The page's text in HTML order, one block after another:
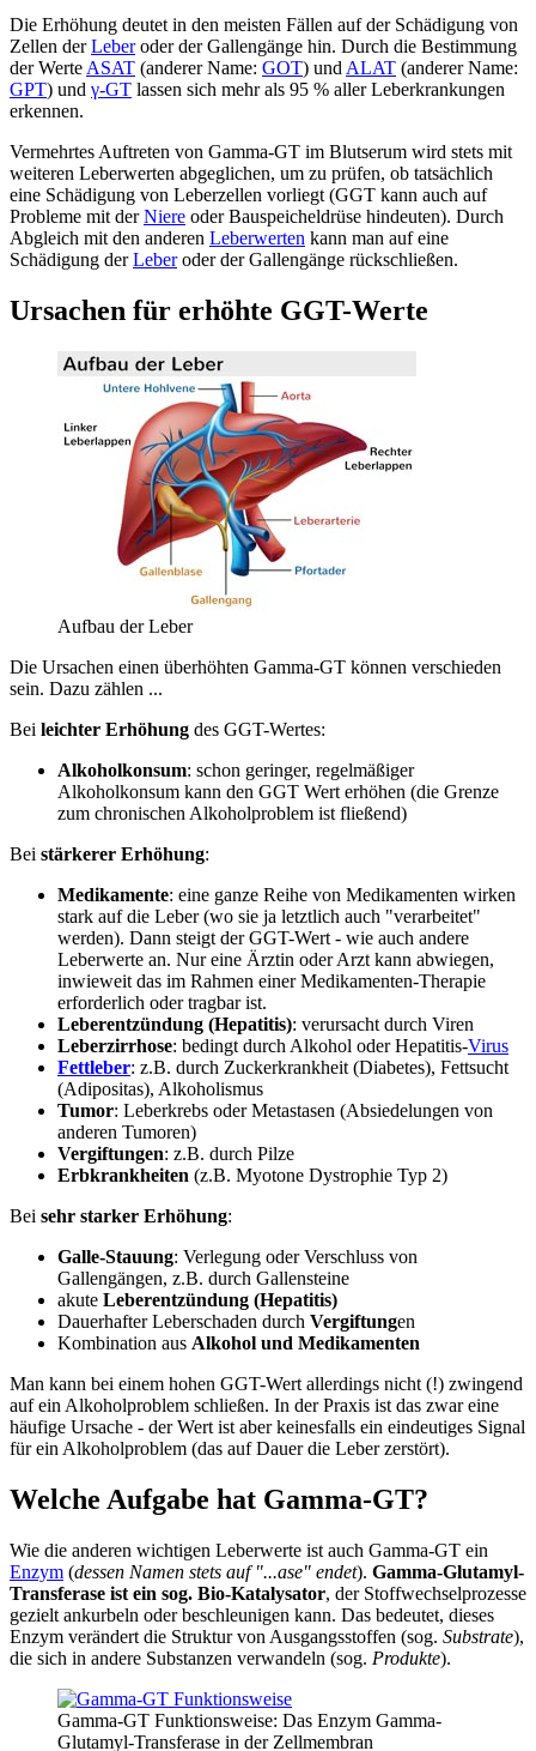
Die Erhöhung deutet in den meisten Fällen auf der Schädigung von
Zellen derLeberoder der Gallengänge hin. Durch die Bestimmung
der Werte ASAT (anderer Name: GOT) und ALAT (anderer Name:
GPT) und γ-GT lassen sich mehr als 95 % aller Leberkrankungen
erkennen.
Vermehrtes Auftreten von Gamma-GT im Blutserum wird stets mit
weiteren Leberwerten abgeglichen, um zu prüfen, ob tatsächlich
eine Schädigung von Leberzellen vorliegt (GGT kann auch auf
Probleme mit derNiere oder Bauspeicheldrüse hindeuten). Durch
Abgleich mit den anderen Leberwerten kann man auf eine
Schädigung derLeberoder der Gallengänge rückschließen.
Ursachen für erhöhte GGT-Werte
Aufbau der Leber
Die Ursachen einen überhöhten Gamma-GT können verschieden
sein. Dazu zählen ...
Bei leichter Erhöhung des GGT-Wertes:
Alkoholkonsum: schon geringer, regelmäßiger
Alkoholkonsum kann den GGT Wert erhöhen (die Grenze
zum chronischen Alkoholproblem ist fließend)
Bei stärkerer Erhöhung:
Medikamente: eine ganze Reihe von Medikamenten wirken
stark auf die Leber (wo sie ja letztlich auch "verarbeitet"
werden). Dann steigt der GGT-Wert - wie auch andere
Leberwerte an. Nur eine Ärztin oder Arzt kann abwiegen,
inwieweit das im Rahmen einer Medikamenten-Therapie
erforderlich oder tragbar ist.
Leberentzündung (Hepatitis): verursacht durch Viren
Leberzirrhose: bedingt durch Alkohol oder Hepatitis-Virus
Fettleber: z.B. durch Zuckerkrankheit (Diabetes), Fettsucht
(Adipositas), Alkoholismus
Tumor: Leberkrebs oder Metastasen (Absiedelungen von
anderen Tumoren)
Vergiftungen: z.B. durch Pilze
Erbkrankheiten (z.B. Myotone Dystrophie Typ 2)
Bei sehr starker Erhöhung:
Galle-Stauung: Verlegung oder Verschluss von
Gallengängen, z.B. durch Gallensteine
akute Leberentzündung (Hepatitis)
Dauerhafter Leberschaden durch Vergiftungen
Kombination aus Alkohol und Medikamenten
Man kann bei einem hohen GGT-Wert allerdings nicht (!) zwingend
auf ein Alkoholproblem schließen. In der Praxis ist das zwar eine
häufige Ursache - der Wert ist aber keinesfalls ein eindeutiges Signal
für ein Alkoholproblem (das auf Dauer die Leber zerstört).
Welche Aufgabe hat Gamma-GT?
Wie die anderen wichtigen Leberwerte ist auch Gamma-GT ein
Enzym (dessen Namen stets auf "...ase" endet). Gamma-Glutamyl-
Transferase ist ein sog. Bio-Katalysator, der Stoffwechselprozesse
gezielt ankurbeln oder beschleunigen kann. Das bedeutet, dieses
Enzym verändert die Struktur von Ausgangsstoffen (sog. Substrate),
die sich in andere Substanzen verwandeln (sog. Produkte).
Gamma-GT Funktionsweise: Das Enzym Gamma-
Glutamyl-Transferase in der Zellmembran